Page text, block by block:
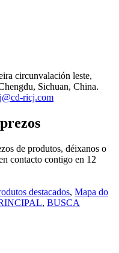
circunvalación leste,
Sichuan, China.
ricj.com
de produtos, déixanos o
contacto contigo en 12
destacados, Mapa do
, BUSCA